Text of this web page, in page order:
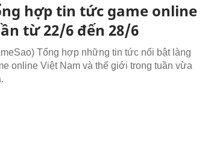
hợp tin tức game online
từ 22/6 đến 28/6
Tổng hợp những tin tức nổi bật làng
online Việt Nam và thế giới trong tuần vừa